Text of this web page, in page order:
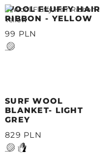
WOOL FLUFFY HAIR
RIBBON - YELLOW
99 PLN
SURF WOOL
BLANKET- LIGHT
GREY
829 PLN